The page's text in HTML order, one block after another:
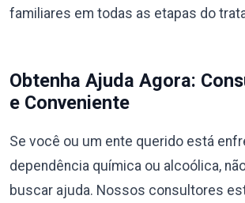
familiares em todas as etapas do
Obtenha Ajuda Agora:
e Conveniente
Se você ou um ente querido está
dependência química ou alcoólica,
buscar ajuda. Nossos consultores